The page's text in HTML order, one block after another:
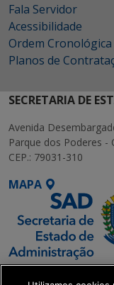
Fala Servidor
Acessibilidade
Ordem
Planos de
SECRETARIA DE
Avenida
Parque dos Poderes -
CEP.: 79031-310
MAPA